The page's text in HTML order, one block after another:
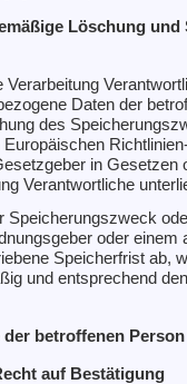
Löschung
Verarbeitung
Daten der
des
in Gesetzen
Verantwortliche
Speicherungszweck
oder
Speicherfrist ab,
und entsprechend
der betroffenen Person
auf Bestätigung